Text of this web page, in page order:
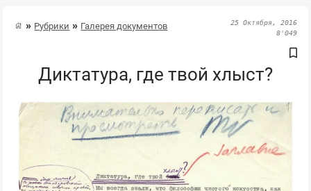
Рубрики Галерея документов
25 Октября, 2016
8'049
Диктатура, где твой хлыст?